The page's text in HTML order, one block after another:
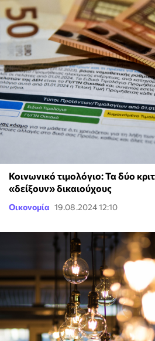
Κοινωνικό τιμολόγιο: Τα δύο
«δείξουν» δικαιούχους
Οικονομία 19.08.2024 12:10